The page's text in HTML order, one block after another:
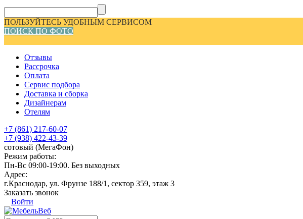
ПОЛЬЗУЙТЕСЬ УДОБНЫМ СЕРВИСОМ
ПОИСК ПО ФОТО
Отзывы
Рассрочка
Оплата
Сервис подбора
Доставка и сборка
Дизайнерам
Отелям
+7 (861) 217-60-07
+7 (938) 422-43-39
сотовый (МегаФон)
Режим работы:
Пн-Вс 09:00-19:00. Без выходных
Адрес:
г.Краснодар, ул. Фрунзе 188/1, сектор 359, этаж 3
Заказать звонок
Войти